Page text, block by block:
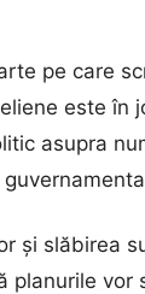
pe care
este în
asupra
și slăbirea
planurile vor